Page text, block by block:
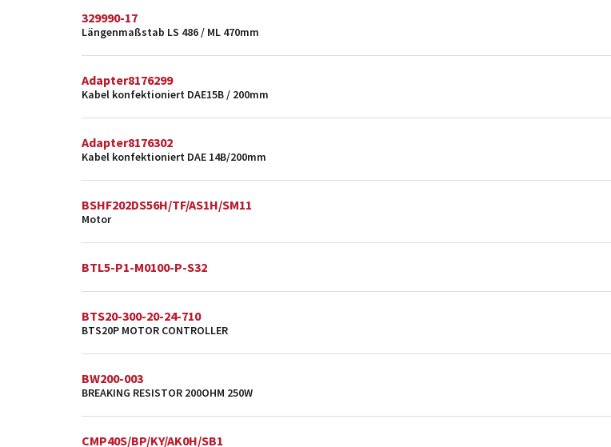
329990-17
Längenmaßstab LS 486 / ML 470mm
Adapter8176299
Kabel konfektioniert DAE15B / 200mm
Adapter8176302
Kabel konfektioniert DAE 14B/200mm
BSHF202DS56H/TF/AS1H/SM11
Motor
BTL5-P1-M0100-P-S32
BTS20-300-20-24-710
BTS20P MOTOR CONTROLLER
BW200-003
BREAKING RESISTOR 200OHM 250W
CMP40S/BP/KY/AK0H/SB1